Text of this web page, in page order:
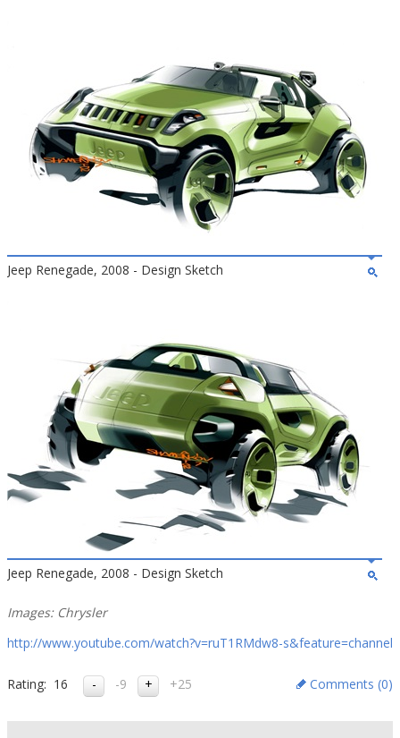
Jeep Renegade, 2008 - Design Sketch
Jeep Renegade, 2008 - Design Sketch
Images: Chrysler
http://www.youtube.com/watch?v=ruT1RMdw8-s&feature=channel
Rating: 16 -9 +25 Comments (0)